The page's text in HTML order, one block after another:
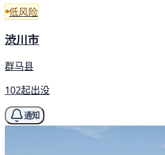
低风险
渋川市
群马县
102起出没
通知